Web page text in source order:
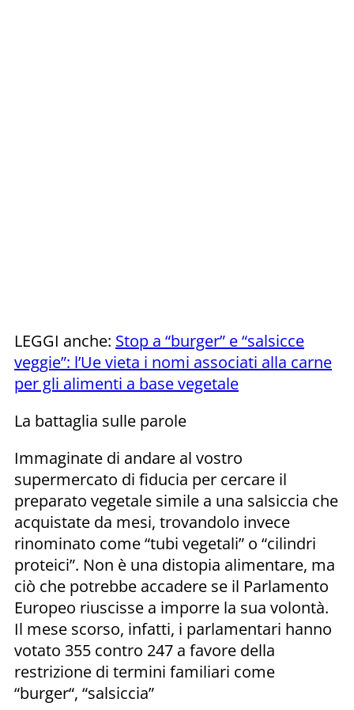
LEGGI anche: Stop a “burger” e “salsicce
veggie”: l’Ue vieta i nomi associati alla carne
per gli alimenti a base vegetale
La battaglia sulle parole
Immaginate di andare al vostro
supermercato di fiducia per cercare il
preparato vegetale simile a una salsiccia che
acquistate da mesi, trovandolo invece
rinominato come “tubi vegetali” o “cilindri
proteici”. Non è una distopia alimentare, ma
ciò che potrebbe accadere se il Parlamento
Europeo riuscisse a imporre la sua volontà.
Il mese scorso, infatti, i parlamentari hanno
votato 355 contro 247 a favore della
restrizione di termini familiari come
“burger“, “salsiccia”